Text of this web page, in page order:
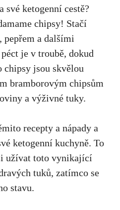
své ketogenní cestě?
chipsy! Stačí
pepřem a ‍dalšími
je v troubě, dokud
chipsy jsou⁢ skvělou
⁤bramborovým chipsům
a výživné tuky.
recepty a nápady a
ketogenní kuchyně. To⁣
užívat ‍toto vynikající
tuků, zatímco se
stavu.